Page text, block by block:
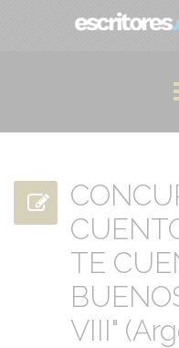
TE
VIII"